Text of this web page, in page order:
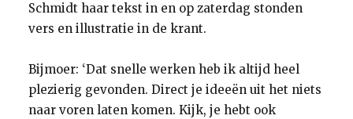
Schmidt haar tekst in en op zaterdag stonden
vers en illustratie in de krant.
Bijmoer: ‘Dat snelle werken heb ik altijd heel
plezierig gevonden. Direct je ideeën uit het niets
naar voren laten komen. Kijk, je hebt ook